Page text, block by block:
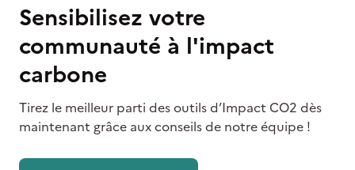
Sensibilisez votre
communauté à l'impact
carbone
Tirez le meilleur parti des outils d’Impact CO2 dès
maintenant grâce aux conseils de notre équipe !